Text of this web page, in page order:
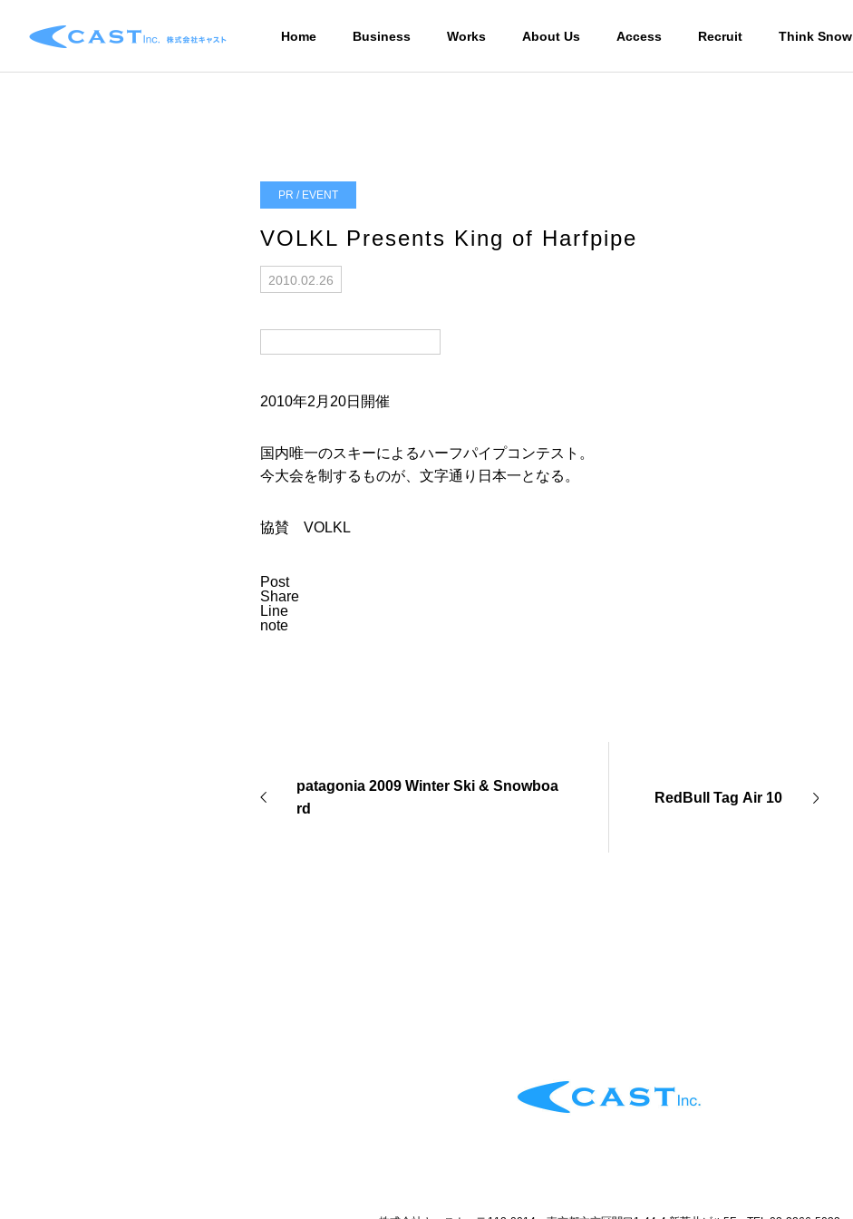
Home Business Works About Us Access Recruit Think Snow
PR / EVENT
VOLKL Presents King of Harfpipe
2010.02.26
2010年2月20日開催
国内唯一のスキーによるハーフパイプコンテスト。
今大会を制するものが、文字通り日本一となる。
協賛 VOLKL
Post
Share
Line
note
patagonia 2009 Winter Ski & Snowboa
rd
RedBull Tag Air 10